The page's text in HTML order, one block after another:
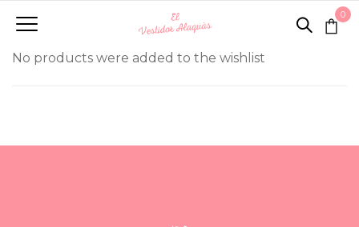
0
No products were added to the wishlist